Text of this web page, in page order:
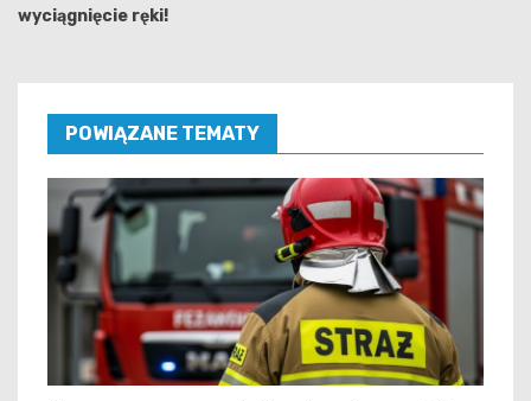
wyciągnięcie ręki!
POWIĄZANE TEMATY